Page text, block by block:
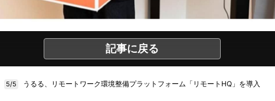
記事に戻る
5/5 うるる、リモートワーク環境整備プラットフォーム「リモートHQ」を導入